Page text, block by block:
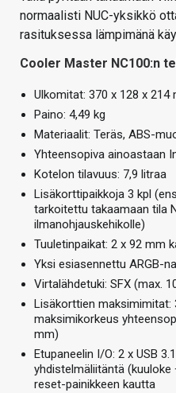
normaalisti NUC-yksikkö
rasituksessa lämpimänä
Cooler Master NC100:n
Ulkomitat: 370 x 128 x 214
Paino: 4,49 kg
Materiaalit: Teräs, ABS-
Yhteensopiva ainoastaan
Kotelon tilavuus: 7,9 litraa
Lisäkorttipaikkoja 3 kpl
tarkoitettu takaamaan tila
ilmanohjauskehikolle)
Tuuletinpaikat: 2 x 92 mm
Yksi esiasennettu ARGB-
Virtalähdetuki: SFX (max.
Lisäkorttien maksimimitat:
maksimikorkeus
mm)
Etupaneelin I/O: 2 x USB
yhdistelmäliitäntä
reset-painikkeen kautta